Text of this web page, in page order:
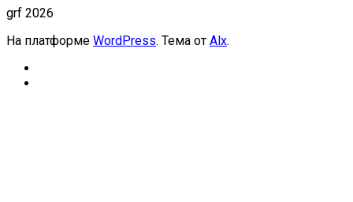
grf 2026
На платформе WordPress. Тема от Alx.